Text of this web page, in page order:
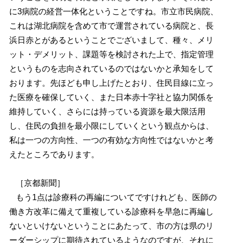
に3病院の経営一体化ということですね。市立市民病院、
これは湖北病院を含めて市で運営されている病院と、長
浜日赤とがあるということでございまして、種々、メリ
ット・デメリット、課題等を検討された上で、指定管理
というものを志向されているのではないかと承知をして
おります。先ほども申し上げたとおり、住民目線に立っ
た医療を確保していく、また日本赤十字社と協力関係を
維持していく、さらには持っている資源を最大限活用
し、住民の負担を最小限にしていくという観点からは、
私は一つの方向性、一つの有効な方向性ではないかと考
えたところであります。
［京都新聞］
もう1点は診療科の再編についてですけれども、医師の
働き方改革に備えて重複している診療科を早急に再編し
ないといけないということにあたって、市の方は県のリ
ーダーシップに期待されているようなのですが、それに